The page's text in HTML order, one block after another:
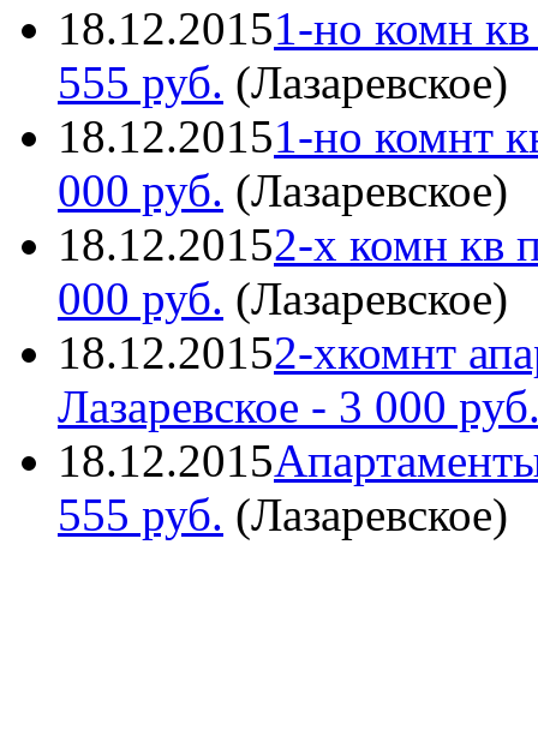
18.12.20151-но комн кв
555 руб. (Лазаревское)
18.12.20151-но комнт
000 руб. (Лазаревское)
18.12.20152-х комн кв
000 руб. (Лазаревское)
18.12.20152-хкомнт
Лазаревское - 3 000
18.12.2015
555 руб. (Лазаревское)